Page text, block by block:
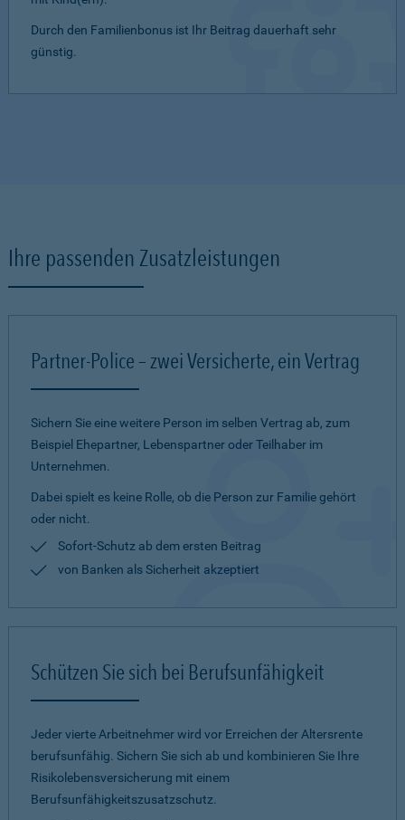
Durch den Familienbonus ist Ihr Beitrag dauerhaft sehr
günstig.
Ihre passenden Zusatzleistungen
Partner-Police – zwei Versicherte, ein Vertrag
Sichern Sie eine weitere Person im selben Vertrag ab, zum
Beispiel Ehepartner, Lebenspartner oder Teilhaber im
Unternehmen.
Dabei spielt es keine Rolle, ob die Person zur Familie gehört
oder nicht.
Sofort-Schutz ab dem ersten Beitrag
von Banken als Sicherheit akzeptiert
Schützen Sie sich bei Berufsunfähigkeit
Jeder vierte Arbeitnehmer wird vor Erreichen der Altersrente
berufsunfähig. Sichern Sie sich ab und kombinieren Sie Ihre
Risikolebensversicherung mit einem
Berufsunfähigkeitszusatzschutz.